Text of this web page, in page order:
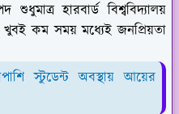
হারবার্ড বিশ্ববিদ্যালয়
খুবই কম সময় মধ্যেই জনপ্রিয়তা
স্টুডেন্ট অবস্থায় আয়ের